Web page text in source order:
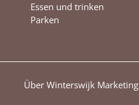
Essen und trinken
Parken
Über Winterswijk Marketing